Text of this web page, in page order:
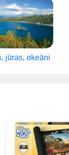
jūras, okeāni